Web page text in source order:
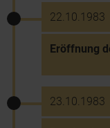
22.10.1983
Eröffnung
23.10.1983